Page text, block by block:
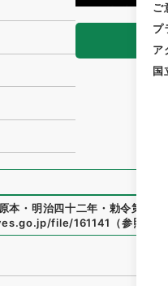
ご
プ
ア
国
・明治四十二年・勅令第二百
file/161141 （参照